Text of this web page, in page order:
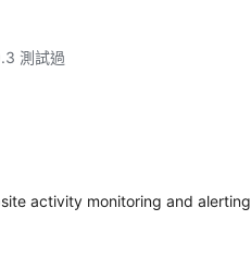
測試過
activity monitoring and alerting